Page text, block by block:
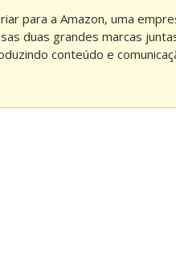
para a Amazon, uma
duas grandes marcas
conteúdo e